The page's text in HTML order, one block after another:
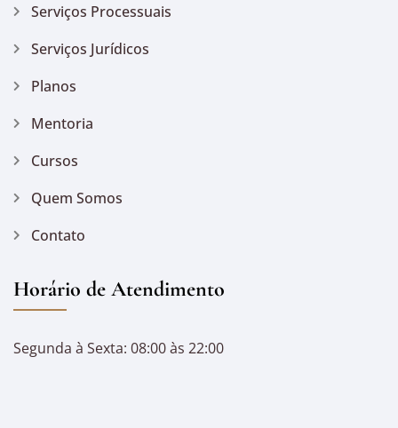
Serviços Processuais
Serviços Jurídicos
Planos
Mentoria
Cursos
Quem Somos
Contato
Horário de Atendimento
Segunda à Sexta: 08:00 às 22:00